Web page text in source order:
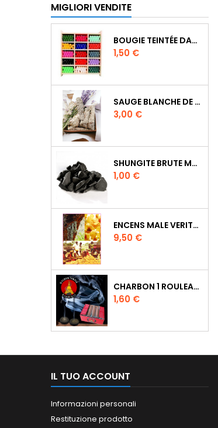
MIGLIORI VENDITE
BOUGIE TEINTÉE DANS LA MASSE CIRE VÉGÉTALE DURÉE 8H
Prezzo
1,50 €
SAUGE BLANCHE DE CALIFORNIE QUALITE EXTRA PETIT FAGOT 8 A 10 CM
Prezzo
3,00 €
SHUNGITE BRUTE MORCEAU 2 A 3 CM
Prezzo
1,00 €
ENCENS MALE VERITABLE RARE 20 GR
Prezzo
9,50 €
CHARBON 1 ROULEAU DE 10 PASTILLES DIAMETRE 33MM
Prezzo
1,60 €
IL TUO ACCOUNT
Informazioni personali
Restituzione prodotto